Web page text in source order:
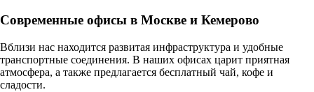
Современные офисы в Москве и Кемерово
Вблизи нас находится развитая инфраструктура и удобные
транспортные соединения. В наших офисах царит приятная
атмосфера, а также предлагается бесплатный чай, кофе и
сладости.